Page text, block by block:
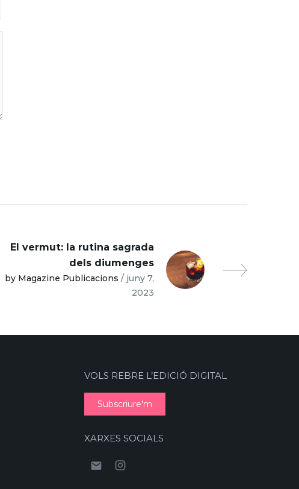
El vermut: la rutina sagrada
dels diumenges
by Magazine Publicacions / juny 7,
2023
VOLS REBRE L’EDICIÓ DIGITAL
Subscriure'm
XARXES SOCIALS